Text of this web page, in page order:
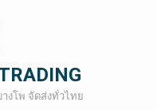
งโพ จัดส่งทั่วไทย